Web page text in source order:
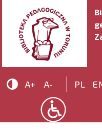
 A+ A- PL